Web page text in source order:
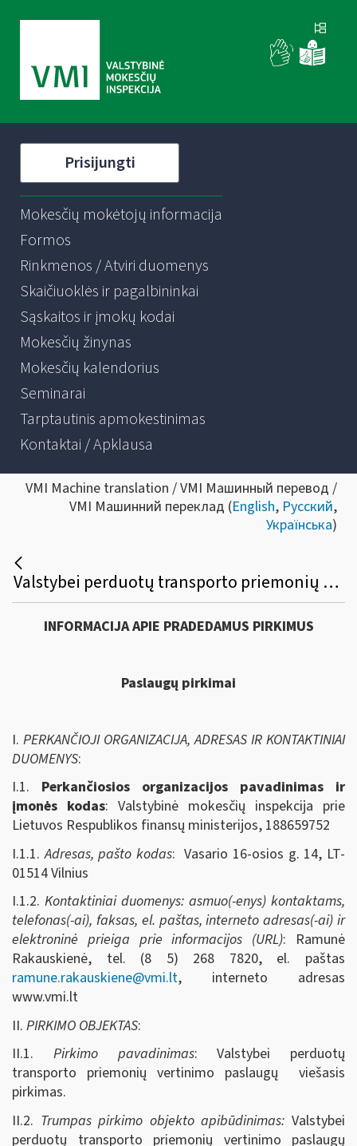
Prisijungti
Mokesčių mokėtojų informacija
Formos
Rinkmenos / Atviri duomenys
Skaičiuoklės ir pagalbininkai
Sąskaitos ir įmokų kodai
Mokesčių žinynas
Mokesčių kalendorius
Seminarai
Tarptautinis apmokestinimas
Kontaktai / Apklausa
VMI Machine translation / VMI Машинный перевод /
VMI Машинний переклад (English, Русский,
Українська)
Valstybei perduotų transporto priemonių vertinimo paslaugų viešasis pirkimas
INFORMACIJA APIE PRADEDAMUS PIRKIMUS
Paslaugų pirkimai
I. PERKANČIOJI ORGANIZACIJA, ADRESAS IR KONTAKTINIAI
DUOMENYS:
I.1. Perkančiosios organizacijos pavadinimas ir
įmonės kodas: Valstybinė mokesčių inspekcija prie
Lietuvos Respublikos finansų ministerijos, 188659752
I.1.1.Adresas, pašto kodas: Vasario 16-osios g. 14, LT-
01514 Vilnius
I.1.2. Kontaktiniai duomenys: asmuo(-enys) kontaktams,
telefonas(-ai), faksas, el. paštas, interneto adresas(-ai) ir
elektroninė prieiga prie informacijos (URL): Ramunė
Rakauskienė, tel. (8 5) 268 7820, el. paštas
ramune.rakauskiene@vmi.lt, interneto adresas
www.vmi.lt
II. PIRKIMO OBJEKTAS:
II.1. Pirkimo pavadinimas: Valstybei perduotų
transporto priemonių vertinimo paslaugų
viešasis
pirkimas.
II.2. Trumpas pirkimo objekto apibūdinimas: Valstybei
perduotų transporto priemonių vertinimo paslaugų